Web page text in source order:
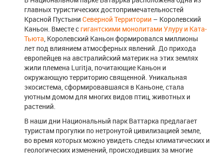
главных туристических достопримечательностей
Красной Пустыни Северной Территории – Королевский
Каньон. Вместе с гигантскими монолитами Улуру и Ката-
Тьюта , Королевский Каньон формировался миллионы
лет под влиянием атмосферных явлений. До прихода
европейцев на австралийский материк на этих землях
жили племена Luritja, почитающие Каньон и
окружающую территорию священной. Уникальная
экосистема, сформировавшаяся в Каньоне, стала
уютным домом для многих видов птиц, животных и
растений.
В наши дни Национальный парк Ваттарка предлагает
туристам прогулки по нетронутой цивилизацией земле,
во время которых можно увидеть следы климатических и
геологических изменений, происходивших за многие